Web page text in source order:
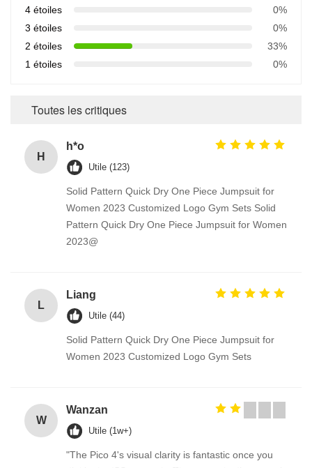
4 étoiles
0%
3 étoiles
0%
2 étoiles
33%
1 étoiles
0%
Toutes les critiques
H
h*o
Utile (123)
Solid Pattern Quick Dry One Piece Jumpsuit for
Women 2023 Customized Logo Gym Sets Solid
Pattern Quick Dry One Piece Jumpsuit for Women
2023@
L
Liang
Utile (44)
Solid Pattern Quick Dry One Piece Jumpsuit for
Women 2023 Customized Logo Gym Sets
W
Wanzan
Utile (1w+)
"The Pico 4's visual clarity is fantastic once you